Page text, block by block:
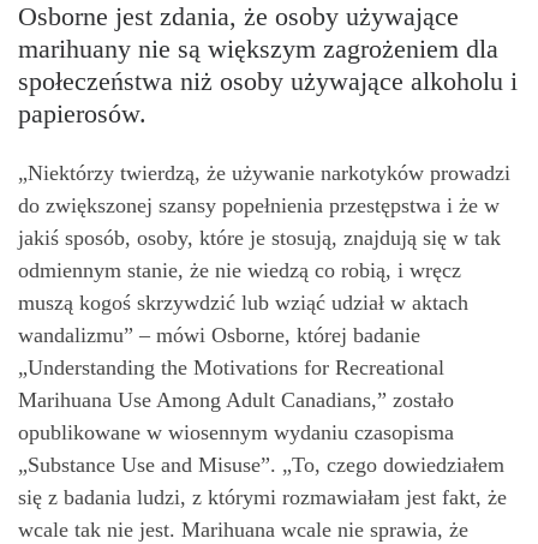
Osborne jest zdania, że ​​osoby używające
marihuany nie są większym zagrożeniem dla
społeczeństwa niż osoby używające alkoholu i
papierosów.
„Niektórzy twierdzą, że używanie narkotyków prowadzi
do zwiększonej szansy popełnienia przestępstwa i że w
jakiś sposób, osoby, które je stosują, znajdują się w tak
odmiennym stanie, że nie wiedzą co robią, i wręcz
muszą kogoś skrzywdzić lub wziąć udział w aktach
wandalizmu” – mówi Osborne, której badanie
„Understanding the Motivations for Recreational
Marihuana Use Among Adult Canadians,” zostało
opublikowane w wiosennym wydaniu czasopisma
„Substance Use and Misuse”. „To, czego dowiedziałem
się z badania ludzi, z którymi rozmawiałam jest fakt, że
wcale tak nie jest. Marihuana wcale nie sprawia, że